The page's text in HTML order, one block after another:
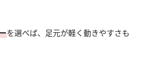
を選べば、足元が軽く動きやすさも